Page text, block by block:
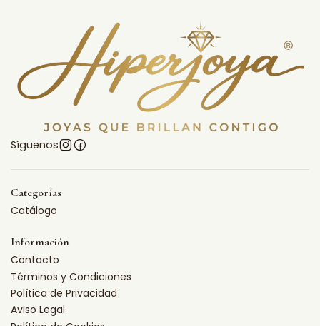
Síguenos
Categorías
Catálogo
Información
Contacto
Términos y Condiciones
Política de Privacidad
Aviso Legal